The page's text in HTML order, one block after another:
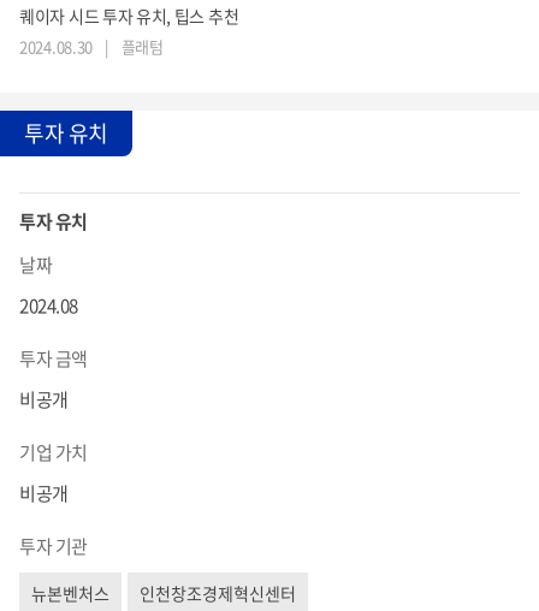
퀘이자 시드 투자 유치, 팁스 추천
2024.08.30 | 플래텀
투자 유치
투자 유치
날짜
2024.08
투자 금액
비공개
기업 가치
비공개
투자 기관
뉴본벤처스 인천창조경제혁신센터